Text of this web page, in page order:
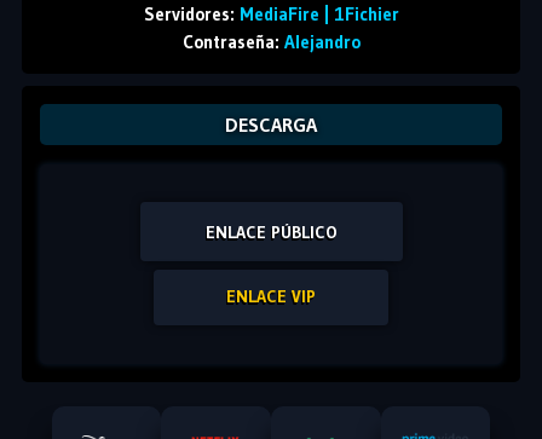
Servidores: MediaFire | 1Fichier
Contraseña: Alejandro
DESCARGA
ENLACE PÚBLICO
ENLACE VIP